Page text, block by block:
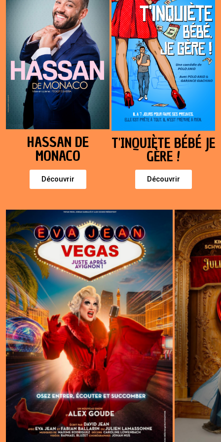
HASSAN DE
MONACO
Découvrir
T'INQUIÈTE BÉBÉ JE
GÈRE !
Découvrir